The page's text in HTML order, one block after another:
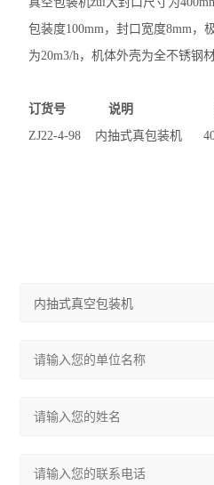
包装度100mm，封口宽度8mm，
为20m3/h，机体外壳为全不锈钢材
订货号 说明
ZJ22-4-98 内抽式真包装机